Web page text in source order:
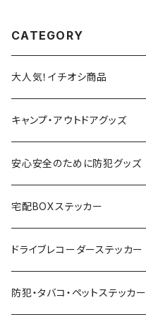
CATEGORY
大人気！イチオシ商品
キャンプ・アウトドアグッズ
安心安全のために防犯グッズ
宅配BOXステッカー
ドライブレコーダーステッカー
防犯・タバコ・ペットステッカー